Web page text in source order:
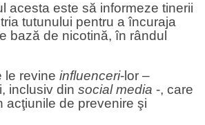
acesta este să informeze tinerii
tutunului pentru a încuraja
bază de nicotină, în rândul
le revine influenceri-lor –
inclusiv din social media -, care
acţiunile de prevenire şi